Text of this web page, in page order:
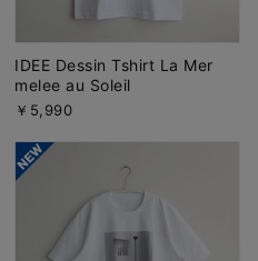
IDEE Dessin Tshirt La Mer
melee au Soleil
￥5,990